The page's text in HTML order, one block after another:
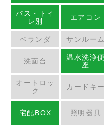
バス・トイ
レ別
エアコン
ベランダ サンルーム
洗面台
温水洗浄便
座
オートロッ
ク
カードキー
宅配BOX 照明器具